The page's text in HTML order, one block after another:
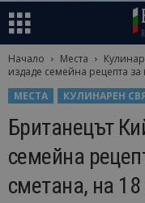
Начало Места
издаде семейна рецепта за
МЕСТА
КУЛИНАРЕН
Британецът
семейна
сметана, на